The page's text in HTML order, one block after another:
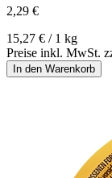
2,29 €
15,27 € / 1 kg
Preise inkl. MwSt.
In den Warenkorb